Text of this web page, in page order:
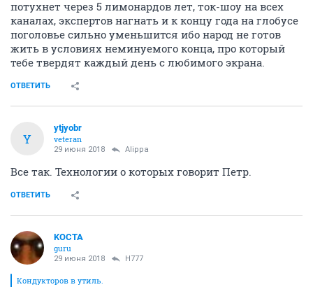
потухнет через 5 лимонардов лет, ток-шоу на всех
каналах, экспертов нагнать и к концу года на глобусе
поголовье сильно уменьшится ибо народ не готов
жить в условиях неминуемого конца, про который
тебе твердят каждый день с любимого экрана.
ОТВЕТИТЬ
Y
ytjyobr
veteran
29 июня 2018 Alippa
Все так. Технологии о которых говорит Петр.
ОТВЕТИТЬ
KOCTA
guru
29 июня 2018 H777
Кондукторов в утиль.